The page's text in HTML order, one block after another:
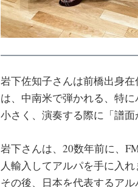
岩下佐知子さんは前橋出身
は、中南米で弾かれる、特
小さく、演奏する際に「譜面
岩下さんは、20数年前に、
人輸入してアルパを手に入れ
その後、日本を代表するア